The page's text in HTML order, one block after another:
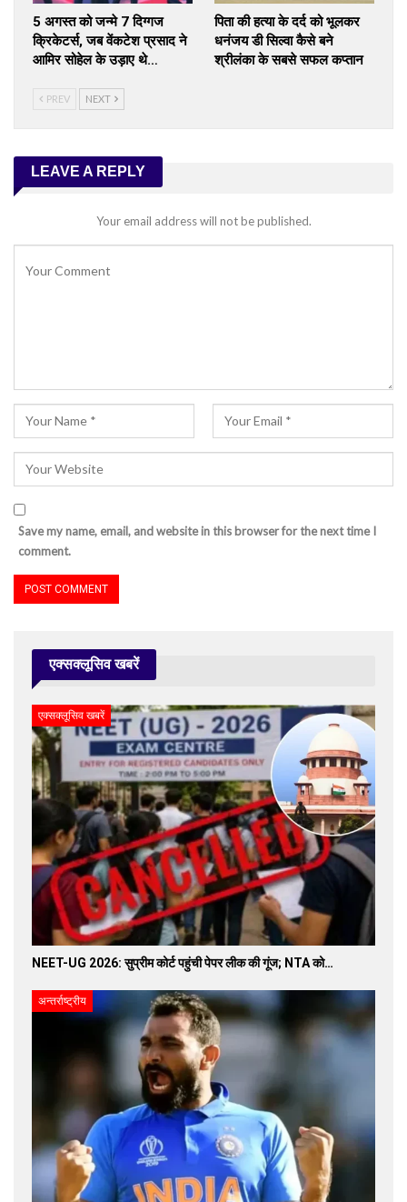
5 अगस्त को जन्मे 7 दिग्गज
क्रिकेटर्स, जब वेंकटेश प्रसाद ने
आमिर सोहेल के उड़ाए थे…
पिता की हत्या के दर्द को भूलकर
धनंजय डी सिल्वा कैसे बने
श्रीलंका के सबसे सफल कप्तान
PREV NEXT
LEAVE A REPLY
Your email address will not be published.
Save my name, email, and website in this browser for the next time I
comment.
एक्सक्लूसिव खबरें
एक्सक्लूसिव खबरें
NEET-UG 2026: सुप्रीम कोर्ट पहुंची पेपर लीक की गूंज; NTA को…
अन्तर्राष्ट्रीय